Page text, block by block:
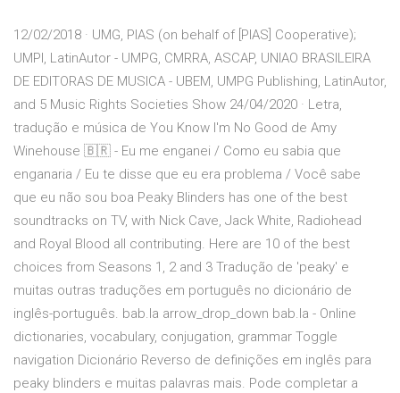
12/02/2018 · UMG, PIAS (on behalf of [PIAS] Cooperative);
UMPI, LatinAutor - UMPG, CMRRA, ASCAP, UNIAO BRASILEIRA
DE EDITORAS DE MUSICA - UBEM, UMPG Publishing, LatinAutor,
and 5 Music Rights Societies Show 24/04/2020 · Letra,
tradução e música de You Know I'm No Good de Amy
Winehouse 🇧🇷 - Eu me enganei / Como eu sabia que
enganaria / Eu te disse que eu era problema / Você sabe
que eu não sou boa Peaky Blinders has one of the best
soundtracks on TV, with Nick Cave, Jack White, Radiohead
and Royal Blood all contributing. Here are 10 of the best
choices from Seasons 1, 2 and 3 Tradução de 'peaky' e
muitas outras traduções em português no dicionário de
inglês-português. bab.la arrow_drop_down bab.la - Online
dictionaries, vocabulary, conjugation, grammar Toggle
navigation Dicionário Reverso de definições em inglês para
peaky blinders e muitas palavras mais. Pode completar a